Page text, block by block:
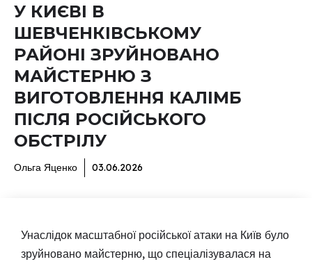
У КИЄВІ В
ШЕВЧЕНКІВСЬКОМУ
РАЙОНІ ЗРУЙНОВАНО
МАЙСТЕРНЮ З
ВИГОТОВЛЕННЯ КАЛІМБ
ПІСЛЯ РОСІЙСЬКОГО
ОБСТРІЛУ
Ольга Яценко 03.06.2026
Унаслідок масштабної російської атаки на Київ було
зруйновано майстерню, що спеціалізувалася на